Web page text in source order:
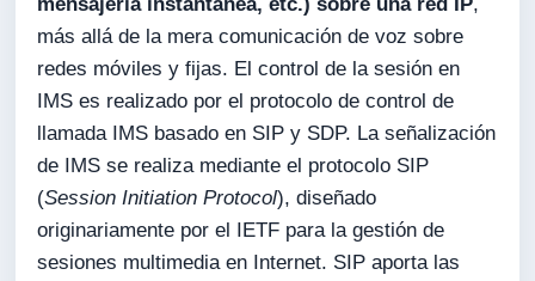
más allá de la mera comunicación de voz sobre
redes móviles y fijas. El control de la sesión en
IMS es realizado por el protocolo de control de
llamada IMS basado en SIP y SDP. La señalización
de IMS se realiza mediante el protocolo SIP
(Session Initiation Protocol), diseñado
originariamente por el IETF para la gestión de
sesiones multimedia en Internet. SIP aporta las